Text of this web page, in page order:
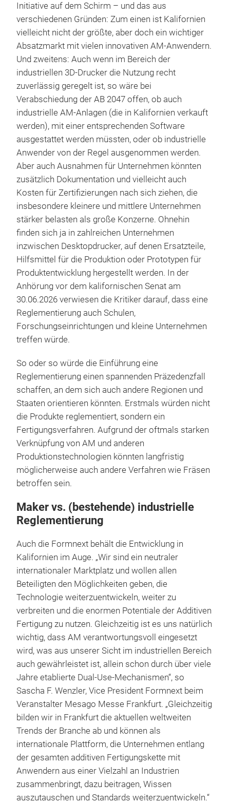
Initiative auf dem Schirm – und das aus
verschiedenen Gründen: Zum einen ist Kalifornien
vielleicht nicht der größte, aber doch ein wichtiger
Absatzmarkt mit vielen innovativen AM-Anwendern.
Und zweitens: Auch wenn im Bereich der
industriellen 3D-Drucker die Nutzung recht
zuverlässig geregelt ist, so wäre bei
Verabschiedung der AB 2047 offen, ob auch
industrielle AM-Anlagen (die in Kalifornien verkauft
werden), mit einer entsprechenden Software
ausgestattet werden müssten, oder ob industrielle
Anwender von der Regel ausgenommen werden.
Aber auch Ausnahmen für Unternehmen könnten
zusätzlich Dokumentation und vielleicht auch
Kosten für Zertifizierungen nach sich ziehen, die
insbesondere kleinere und mittlere Unternehmen
stärker belasten als große Konzerne. Ohnehin
finden sich ja in zahlreichen Unternehmen
inzwischen Desktopdrucker, auf denen Ersatzteile,
Hilfsmittel für die Produktion oder Prototypen für
Produktentwicklung hergestellt werden. In der
Anhörung vor dem kalifornischen Senat am
30.06.2026 verwiesen die Kritiker darauf, dass eine
Reglementierung auch Schulen,
Forschungseinrichtungen und kleine Unternehmen
treffen würde.
So oder so würde die Einführung eine
Reglementierung einen spannenden Präzedenzfall
schaffen, an dem sich auch andere Regionen und
Staaten orientieren könnten. Erstmals würden nicht
die Produkte reglementiert, sondern ein
Fertigungsverfahren. Aufgrund der oftmals starken
Verknüpfung von AM und anderen
Produktionstechnologien könnten langfristig
möglicherweise auch andere Verfahren wie Fräsen
betroffen sein.
Maker vs. (bestehende) industrielle
Reglementierung
Auch die Formnext behält die Entwicklung in
Kalifornien im Auge. „Wir sind ein neutraler
internationaler Marktplatz und wollen allen
Beteiligten den Möglichkeiten geben, die
Technologie weiterzuentwickeln, weiter zu
verbreiten und die enormen Potentiale der Additiven
Fertigung zu nutzen. Gleichzeitig ist es uns natürlich
wichtig, dass AM verantwortungsvoll eingesetzt
wird, was aus unserer Sicht im industriellen Bereich
auch gewährleistet ist, allein schon durch über viele
Jahre etablierte Dual-Use-Mechanismen“, so
Sascha F. Wenzler, Vice President Formnext beim
Veranstalter Mesago Messe Frankfurt. „Gleichzeitig
bilden wir in Frankfurt die aktuellen weltweiten
Trends der Branche ab und können als
internationale Plattform, die Unternehmen entlang
der gesamten additiven Fertigungskette mit
Anwendern aus einer Vielzahl an Industrien
zusammenbringt, dazu beitragen, Wissen
auszutauschen und Standards weiterzuentwickeln.“